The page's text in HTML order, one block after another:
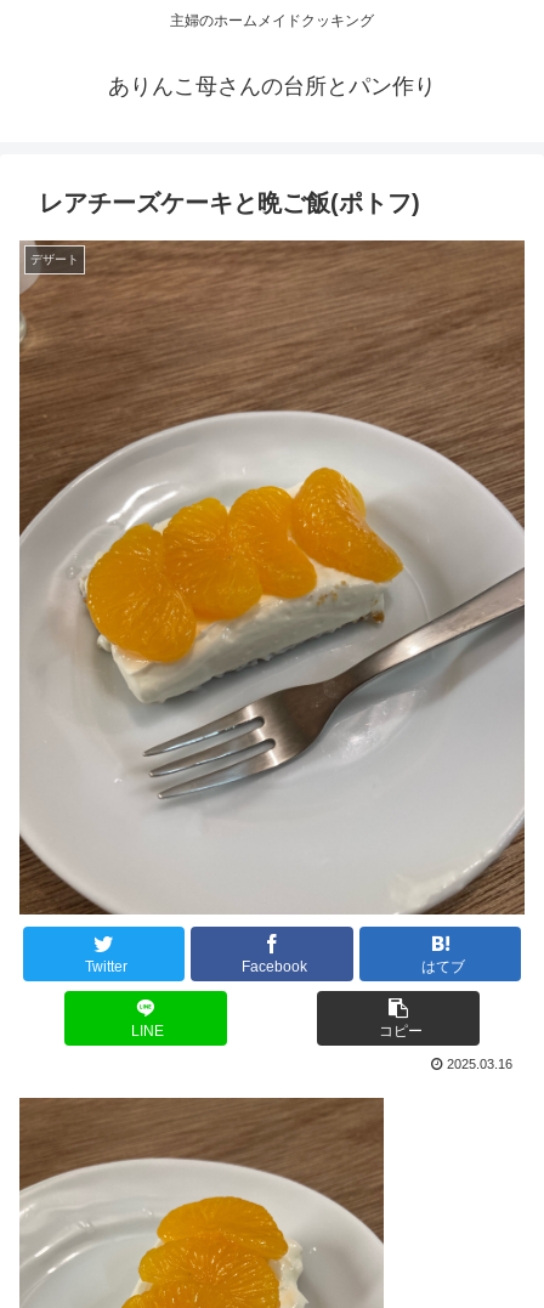
主婦のホームメイドクッキング
ありんこ母さんの台所とパン作り
レアチーズケーキと晩ご飯(ポトフ)
デザート
Twitter Facebook はてブ
LINE コピー
2025.03.16